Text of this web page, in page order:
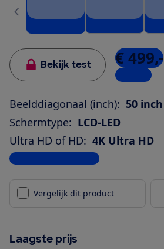
Bekijk test € 499,-
1 winkel
Beelddiagonaal (inch): 50 inch
Schermtype: LCD-LED
Ultra HD of HD: 4K Ultra HD
Bekijk alle specificaties
Vergelijk dit product
Laagste prijs